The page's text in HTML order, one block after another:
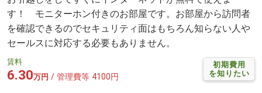
す！ モニターホン付きのお部屋です。お部屋から訪問者
を確認できるのでセキュリティ面はもちろん知らない人や
セールスに対応する必要もありません。
初期費用
を知りたい
賃料
6.30万円 / 管理費等 4100円